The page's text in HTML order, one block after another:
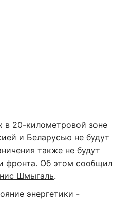
в 20-километровой зоне
и Беларусью не будут
также не будут
фронта. Об этом сообщил
Шмыгаль.
энергетики -